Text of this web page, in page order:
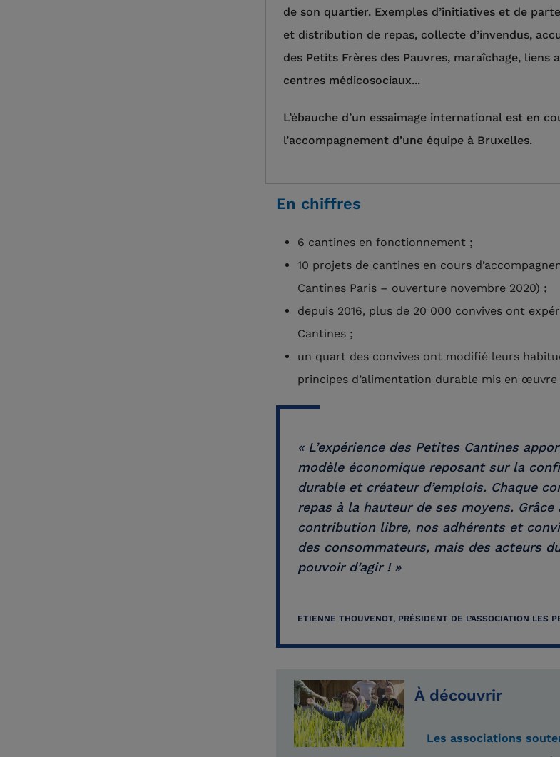
de son quartier. Exemples d’initiatives et de
et distribution de repas, collecte d’invendus,
des Petits Frères des Pauvres, maraîchage, liens
centres médicosociaux...
L’ébauche d’un essaimage international est en
l’accompagnement d’une équipe à Bruxelles.
En chiffres
6 cantines en fonctionnement ;
10 projets de cantines en cours
Cantines Paris – ouverture novembre 2020) ;
depuis 2016, plus de 20 000 convives ont
Cantines ;
un quart des convives ont modifié leurs
principes d’alimentation durable mis en œuvre
« L’expérience des Petites Cantines
modèle économique reposant sur la
durable et créateur d’emplois. Chaque
repas à la hauteur de ses moyens. Grâce
contribution libre, nos adhérents et
des consommateurs, mais des acteurs
pouvoir d’agir ! »
ETIENNE THOUVENOT, PRÉSIDENT DE L’ASSOCIATION LES
À découvrir
Les associations